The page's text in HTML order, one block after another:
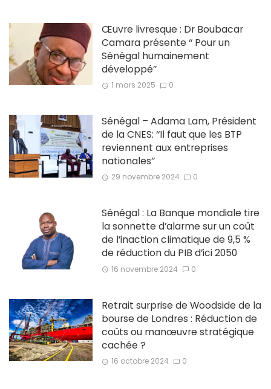
Œuvre livresque : Dr Boubacar
Camara présente ‘‘ Pour un
Sénégal humainement
développé’’
1 mars 2025 0
Sénégal – Adama Lam, Président
de la CNES: ‘‘Il faut que les BTP
reviennent aux entreprises
nationales’’
29 novembre 2024 0
Sénégal : La Banque mondiale tire
la sonnette d’alarme sur un coût
de l’inaction climatique de 9,5 %
de réduction du PIB d’ici 2050
16 novembre 2024 0
Retrait surprise de Woodside de la
bourse de Londres : Réduction de
coûts ou manœuvre stratégique
cachée ?
16 octobre 2024 0